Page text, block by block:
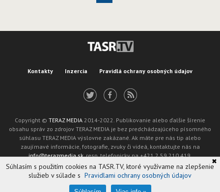
Kontakty Inzercia Pravidlá ochrany osobných údajov
Copyright © TERAZ MEDIA 2014-2022. Publikovanie alebo ďalšie šírenie
obsahu správ zo zdrojov TERAZ MEDIA je bez predchádzajúceho písomného
súhlasu TERAZ MEDIA výslovne zakázané. Ak máte pre nás tip alebo
zaujímavé informácie, fotografie, zvuky či videá, kontaktujte nás na
info@terazmedia.sk, resp. telefonicky na +421 2 59 210 419.
Žiadosť o zverejnenie opravy v zmysle zákona o publikáciách je možné zaslať
na adresu oprava@tasr.sk.
Súhlasím s použitím cookies na TASR.TV, ktoré využívame na zlepšenie
služieb v súlade s Pravidlami ochrany osobných údajov
✖